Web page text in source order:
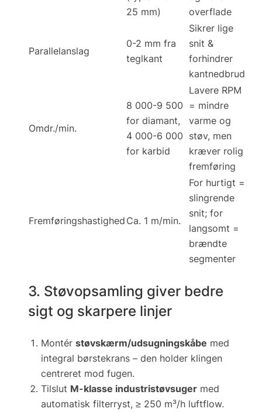
25 mm)
overflade
Parallelanslag
0-2 mm fra
teglkant
Sikrer lige
snit &
forhindrer
kantnedbrud
Omdr./min.
8 000-9 500
for diamant,
4 000-6 000
for karbid
Lavere RPM
= mindre
varme og
støv, men
kræver rolig
fremføring
Fremføringshastighed Ca. 1 m/min.
For hurtigt =
slingrende
snit; for
langsomt =
brændte
segmenter
3. Støvopsamling giver bedre
sigt og skarpere linjer
Montér støvskærm/udsugningskåbe med
integral børstekrans – den holder klingen
centreret mod fugen.
Tilslut M-klasse industristøvsuger med
automatisk filterryst, ≥ 250 m³/h luftflow.